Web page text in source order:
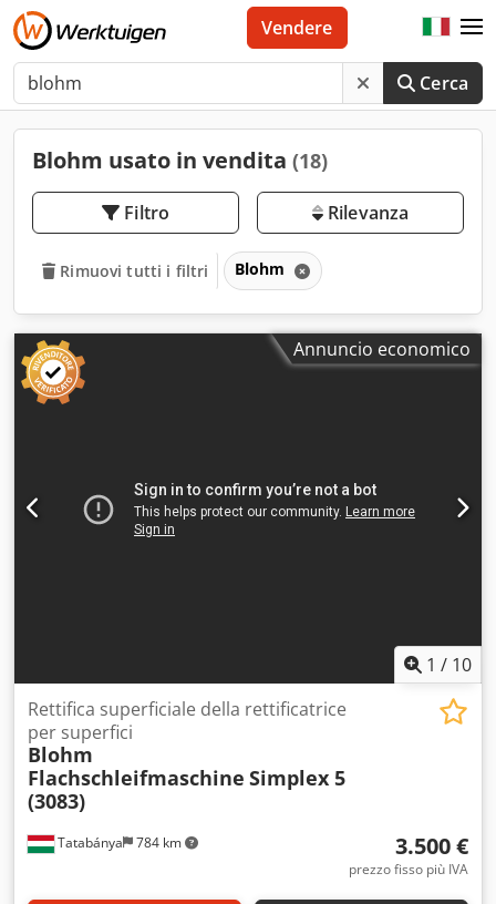
Cerca
Vendere
Blohm usato in vendita (18)
Filtro Rilevanza
Rimuovi tutti i filtri Blohm
Annuncio economico
1 / 10
Tatabánya 784 km
Rettifica superficiale della rettificatrice
per superfici
Blohm
Flachschleifmaschine Simplex 5
(3083)
3.500 €
prezzo fisso più IVA